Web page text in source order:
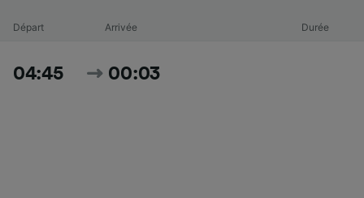
Départ Arrivée Durée
04:45 00:03